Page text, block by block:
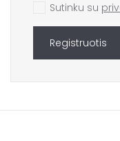
Sutinku su
Registruotis